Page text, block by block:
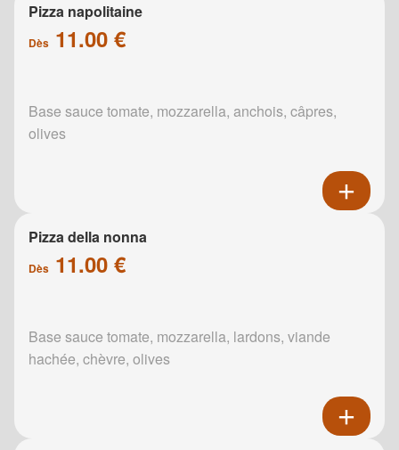
Pizza napolitaine
Dès 11.00 €
Base sauce tomate, mozzarella, anchois, câpres,
olives
Pizza della nonna
Dès 11.00 €
Base sauce tomate, mozzarella, lardons, viande
hachée, chèvre, olives